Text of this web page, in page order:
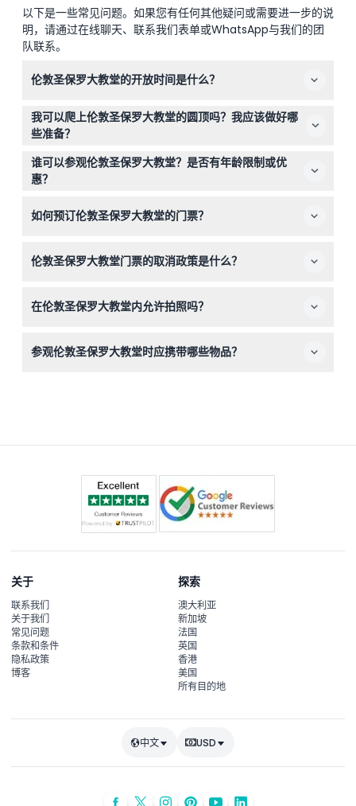
以下是一些常见问题。如果您有任何其他疑问或需要进一步的说
明，请通过在线聊天、联系我们表单或WhatsApp与我们的团
队联系。
伦敦圣保罗大教堂的开放时间是什么？
伦敦圣保罗大教堂在周一、周二、周四、周五和周六的开放
时间是上午8:30至下午4:30，最后入场时间为下午4:00；
周三的开放时间是上午10:00至下午4:30。圆顶画廊周一至
周六上午9:30开放（周三为上午10:00），最后入场时间为
下午4:15（可能会有变动，请预订时确认）。
我可以爬上伦敦圣保罗大教堂的圆顶吗？我应该做好哪
些准备？
可以，您可以攀登至圆顶画廊和金色画廊，俯瞰伦敦全景。
请准备好爬楼梯——攀登虽辛苦，但非常值得，且需要一定
的体力，沿途还可访问回声长廊。
谁可以参观伦敦圣保罗大教堂？是否有年龄限制或优
惠？
生、老年人、家庭和团体可享有优惠。
如何预订伦敦圣保罗大教堂的门票？
购买（视供应情况）。在线预订还能即时查看门票余量。
伦敦圣保罗大教堂门票的取消政策是什么？
请确保行程确定后再进行预订。
在伦敦圣保罗大教堂内允许拍照吗？
用途的照片，但不允许使用三脚架。
参观伦敦圣保罗大教堂时应携带哪些物品？
关于
联系我们
关于我们
常见问题
条款和条件
隐私政策
博客
探索
澳大利亚
新加坡
法国
英国
香港
美国
所有目的地
中文 USD